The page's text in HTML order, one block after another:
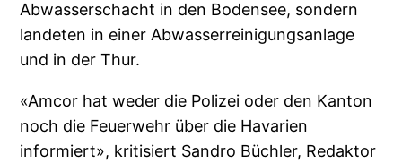
Abwasserschacht in den Bodensee, sondern
landeten in einer Abwasserreinigungsanlage
und in der Thur.
«Amcor hat weder die Polizei oder den Kanton
noch die Feuerwehr über die Havarien
informiert», kritisiert Sandro Büchler, Redaktor